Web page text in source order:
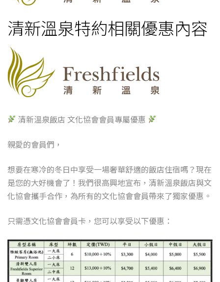
清新溫泉特約相關優惠內容
清新溫泉飯店 文化協會會員專屬優惠
親愛的會員們，
想要在寒冷的冬日中享受一場奢華舒適的飯店住宿嗎？現在
是您的大好機會了！我們很高興地宣布，清新溫泉飯店與文
化協會攜手合作，為所有的文化協會會員帶來了獨家優惠。
只需憑文化協會會員卡，您可以享受以下優惠：